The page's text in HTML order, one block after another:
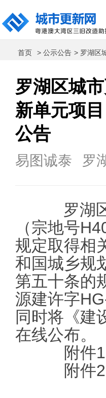
首页 > 公示公告 > 罗湖区
罗湖区城
新单元项
公告
易图诚泰 罗
罗湖区
（宗地号
规定取得相
和国城乡规
第五十条的
源建许字
同时将《建
在线公布。
附件1:
附件2: